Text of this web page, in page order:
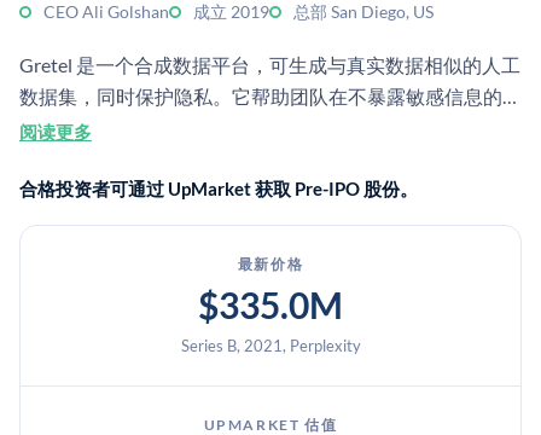
CEO Ali Golshan 成立 2019 总部 San Diego, US
Gretel 是一个合成数据平台，可生成与真实数据相似的人工
数据集，同时保护隐私。它帮助团队在不暴露敏感信息的情
况下，基于文本、表格和时间序列数据构建并训练 AI 模
阅读更多
合格投资者可通过 UpMarket 获取 Pre-IPO 股份。
最新价格
$335.0M
Series B, 2021, Perplexity
UPMARKET 估值